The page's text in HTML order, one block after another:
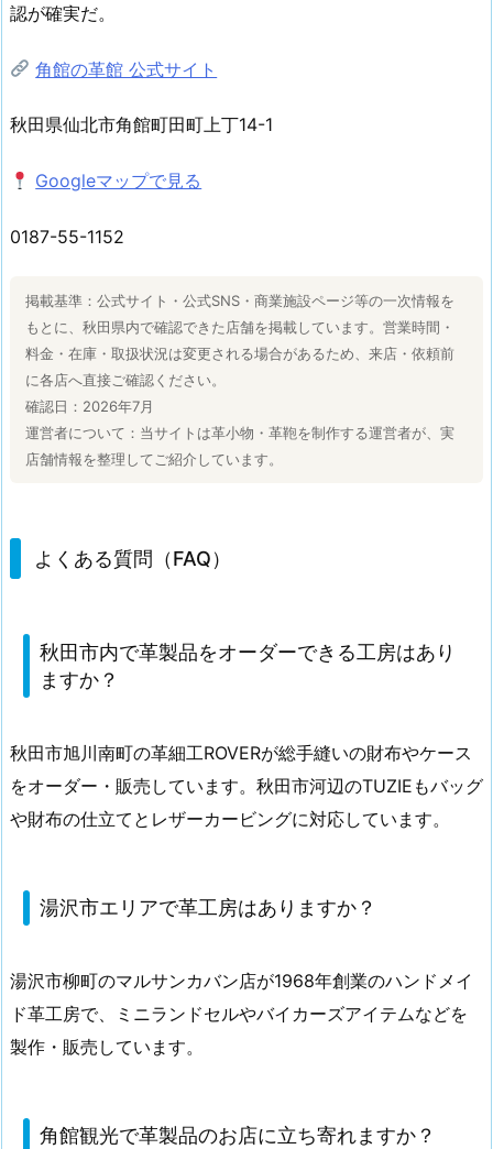
認が確実だ。
角館の革館 公式サイト
秋田県仙北市角館町田町上丁14-1
Googleマップで見る
0187-55-1152
掲載基準：公式サイト・公式SNS・商業施設ページ等の一次情報を
もとに、秋田県内で確認できた店舗を掲載しています。営業時間・
料金・在庫・取扱状況は変更される場合があるため、来店・依頼前
に各店へ直接ご確認ください。
確認日：2026年7月
運営者について：当サイトは革小物・革鞄を制作する運営者が、実
店舗情報を整理してご紹介しています。
よくある質問（FAQ）
秋田市内で革製品をオーダーできる工房はあり
ますか？
秋田市旭川南町の革細工ROVERが総手縫いの財布やケース
をオーダー・販売しています。秋田市河辺のTUZIEもバッグ
や財布の仕立てとレザーカービングに対応しています。
湯沢市エリアで革工房はありますか？
湯沢市柳町のマルサンカバン店が1968年創業のハンドメイ
ド革工房で、ミニランドセルやバイカーズアイテムなどを
製作・販売しています。
角館観光で革製品のお店に立ち寄れますか？